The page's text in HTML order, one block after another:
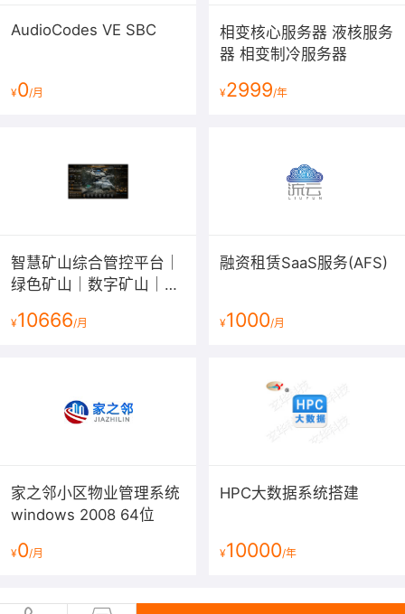
AudioCodes VE SBC
¥0/月
相变核心服务器 液核服务
器 相变制冷服务器
¥2999/年
智慧矿山综合管控平台｜
绿色矿山｜数字矿山｜互
台
¥10666/月
融资租赁SaaS服务(AFS)
¥1000/月
家之邻小区物业管理系统
windows 2008 64位
¥0/月
HPC大数据系统搭建
¥10000/年